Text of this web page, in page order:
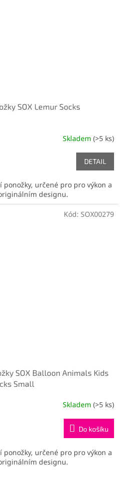
SOX Lemur Socks
Skladem (>5 ks)
DETAIL
ponožky, určené pro pro výkon a
designu.
SOX Balloon Animals Kids
Small
Skladem (>5 ks)
Do košíku
ponožky, určené pro pro výkon a
designu.
Kód: SOX00279